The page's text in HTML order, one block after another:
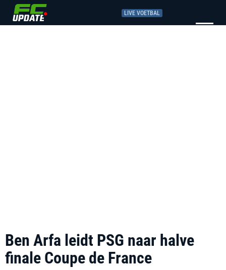
LIVE VOETBAL
Ben Arfa leidt PSG naar halve
finale Coupe de France